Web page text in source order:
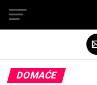
DOMAĆE